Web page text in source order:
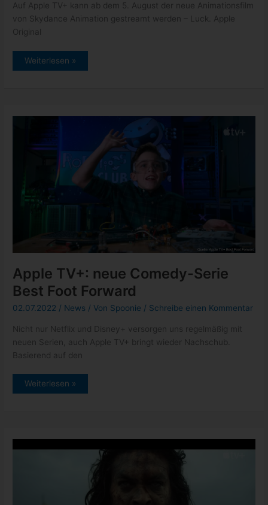
Auf Apple TV+ kann ab dem 5. August der neue Animationsfilm
von Skydance Animation gestreamt werden – Luck. Apple
Original
Apple
2022
Weiterlesen »
Apple TV+: neue Comedy-Serie
Best Foot Forward
02.07.2022 / News / Von Spoonie / Schreibe einen Kommentar
Nicht nur Netflix und Disney+ versorgen uns regelmäßig mit
neuen Serien, auch Apple TV+ bringt wieder Nachschub.
Basierend auf den
Apple
Forward
Weiterlesen »